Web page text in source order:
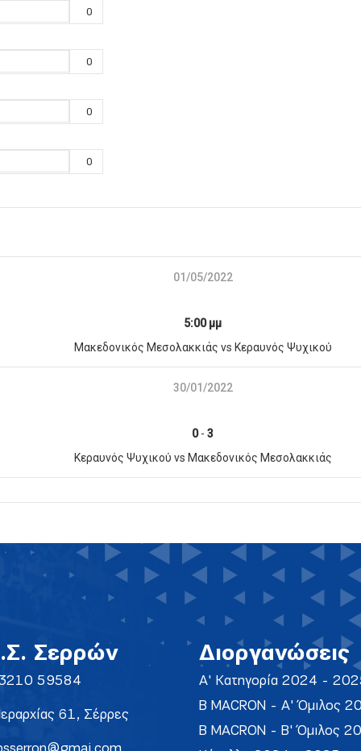
0
0
0
0
01/05/2022
5:00 μμ
Μακεδονικός Μεσολακκιάς vs Κεραυνός Ψυχικού
30/01/2022
0-3
Κεραυνός Ψυχικού vs Μακεδονικός Μεσολακκιάς
Σερρών
59584
61, Σέρρες
Διοργανώσεις
Α' Κατηγορία 2024 -
Β MACRON - Α' Όμιλος
Β MACRON - Β' Όμιλος